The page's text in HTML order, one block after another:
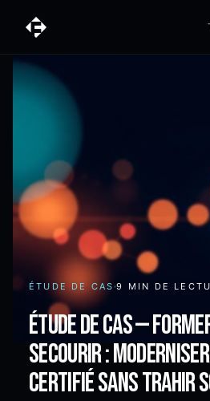
ÉTUDE DE CAS 9 MIN DE
Étude de cas —
Secourir :
certifié sans trahir